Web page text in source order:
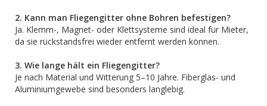
2. Kann man Fliegengitter ohne Bohren befestigen?
Ja. Klemm-, Magnet- oder Klettsysteme sind ideal für Mieter,
da sie rückstandsfrei wieder entfernt werden können.
3. Wie lange hält ein Fliegengitter?
Je nach Material und Witterung 5–10 Jahre. Fiberglas- und
Aluminiumgewebe sind besonders langlebig.